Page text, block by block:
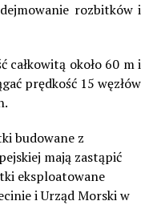
rozbitków i
całkowitą około 60 m i
prędkość 15 węzłów
budowane z
mają zastąpić
eksploatowane
i Urząd Morski w